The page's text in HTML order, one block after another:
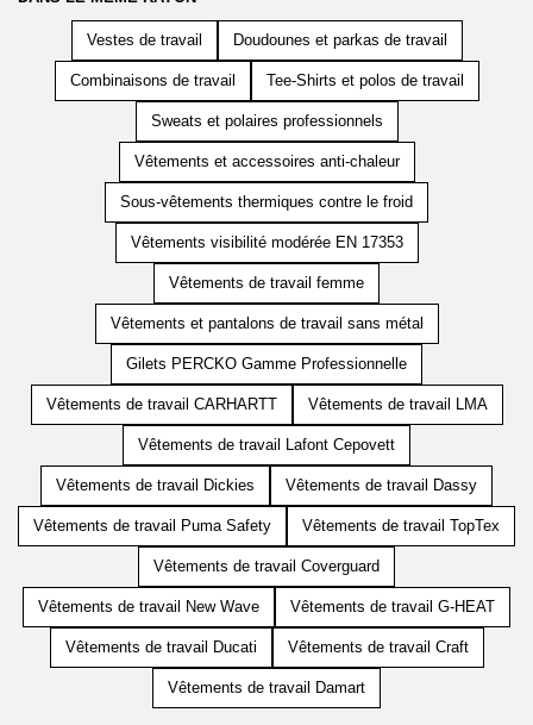
Vestes de travail Doudounes et parkas de travail
Combinaisons de travail Tee-Shirts et polos de travail
Sweats et polaires professionnels
Vêtements et accessoires anti-chaleur
Sous-vêtements thermiques contre le froid
Vêtements visibilité modérée EN 17353
Vêtements de travail femme
Vêtements et pantalons de travail sans métal
Gilets PERCKO Gamme Professionnelle
Vêtements de travail CARHARTT Vêtements de travail LMA
Vêtements de travail Lafont Cepovett
Vêtements de travail Dickies Vêtements de travail Dassy
Vêtements de travail Puma Safety Vêtements de travail TopTex
Vêtements de travail Coverguard
Vêtements de travail New Wave Vêtements de travail G-HEAT
Vêtements de travail Ducati Vêtements de travail Craft
Vêtements de travail Damart